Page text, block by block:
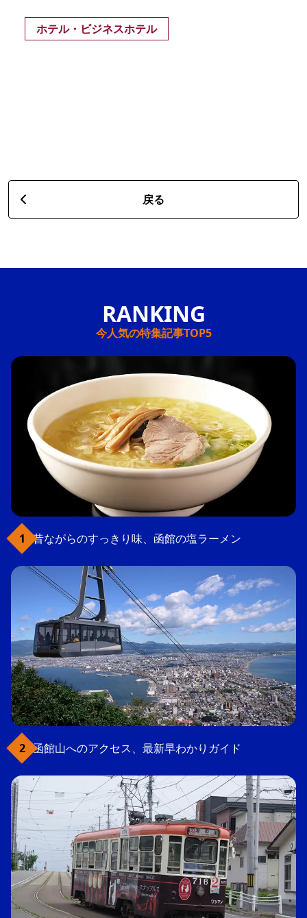
ホテル・ビジネスホテル
戻る
今人気の特集記事TOP5
昔ながらのすっきり味、函館の塩ラーメン
函館山へのアクセス、最新早わかりガイド